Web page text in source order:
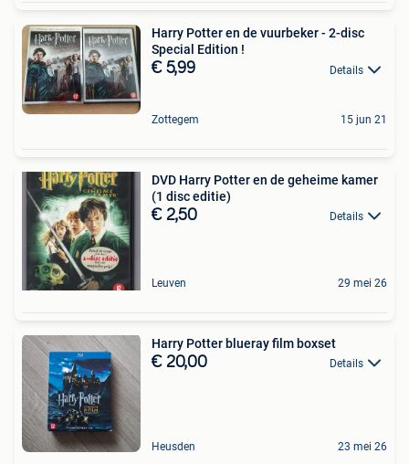
Harry Potter en de vuurbeker - 2-disc
Special Edition !
€ 5,99 Details
Zottegem 15 jun 21
DVD Harry Potter en de geheime kamer
(1 disc editie)
€ 2,50 Details
Leuven 29 mei 26
Harry Potter blueray film boxset
€ 20,00 Details
Heusden 23 mei 26